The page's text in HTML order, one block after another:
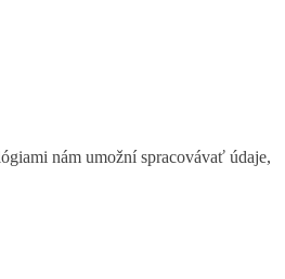
nám umožní spracovávať údaje,